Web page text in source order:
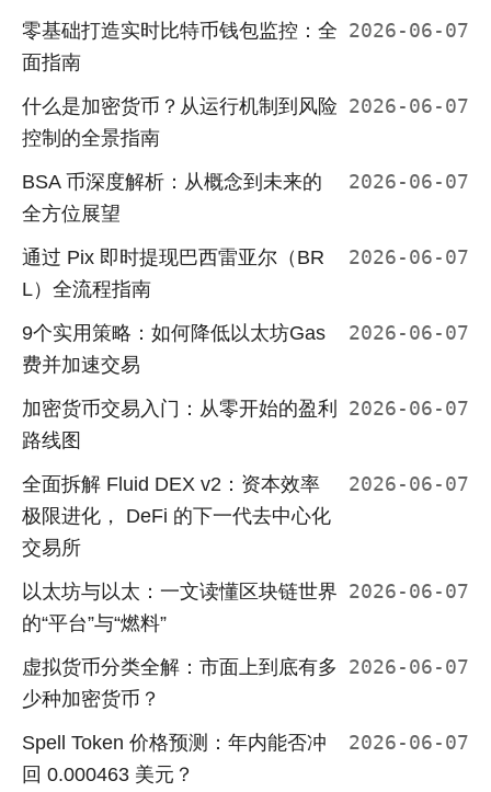
零基础打造实时比特币钱包监控：全
面指南
2026-06-07
什么是加密货币？从运行机制到风险
控制的全景指南
2026-06-07
BSA 币深度解析：从概念到未来的
全方位展望
2026-06-07
通过 Pix 即时提现巴西雷亚尔（BR
L）全流程指南
2026-06-07
9个实用策略：如何降低以太坊Gas
费并加速交易
2026-06-07
加密货币交易入门：从零开始的盈利
路线图
2026-06-07
全面拆解 Fluid DEX v2：资本效率
极限进化， DeFi 的下一代去中心化
交易所
2026-06-07
以太坊与以太：一文读懂区块链世界
的“平台”与“燃料”
2026-06-07
虚拟货币分类全解：市面上到底有多
少种加密货币？
2026-06-07
Spell Token 价格预测：年内能否冲
回 0.000463 美元？
2026-06-07